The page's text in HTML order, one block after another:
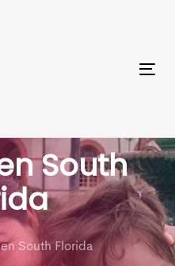
South
en South Florida